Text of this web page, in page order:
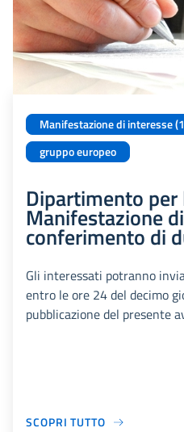
Manifestazione di interesse
gruppo europeo
Dipartimento
Manifestazione
conferimento di
Gli interessati potranno
entro le ore 24 del decimo
pubblicazione del presente
SCOPRI TUTTO